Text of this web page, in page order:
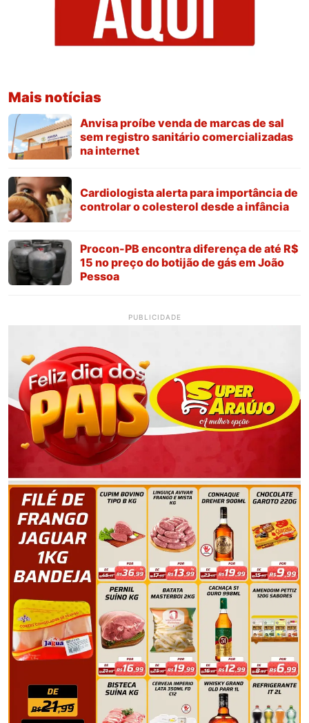
Mais notícias
Anvisa proíbe venda de marcas de sal
sem registro sanitário comercializadas
na internet
Cardiologista alerta para importância de
controlar o colesterol desde a infância
Procon-PB encontra diferença de até R$
15 no preço do botijão de gás em João
Pessoa
PUBLICIDADE